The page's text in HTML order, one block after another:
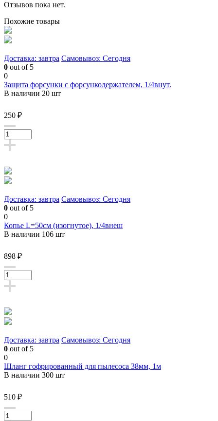
Отзывов пока нет.
Похожие товары
Доставка: завтра Самовывоз: Сегодня
0 out of 5
0
Защита форсунки с форсункодержателем, 1/4внут.
В наличии 20 шт
250 ₽
Доставка: завтра Самовывоз: Сегодня
0 out of 5
0
Копье L=50см (изогнутое), 1/4внеш
В наличии 106 шт
898 ₽
Доставка: завтра Самовывоз: Сегодня
0 out of 5
0
Шланг гофрированный для пылесоса 38мм, 1м
В наличии 300 шт
510 ₽